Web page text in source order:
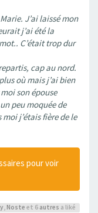
J’ai laissé mon
j’ai été la
C’était trop dur
cap au nord.
où mais j’ai bien
son épouse
peu moquée de
j’étais fière de le
pour voir
, Noste et 6 autres a liké